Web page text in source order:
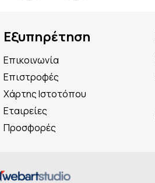
Εξυπηρέτηση
Επικοινωνία
Επιστροφές
Χάρτης Ιστοτόπου
Εταιρείες
Προσφορές